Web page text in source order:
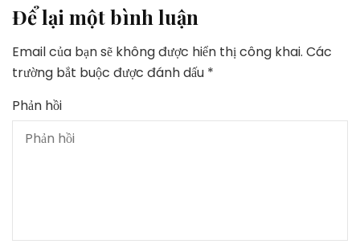
Để lại một bình luận
Email của bạn sẽ không được hiển thị công khai. Các
trường bắt buộc được đánh dấu *
Phản hồi